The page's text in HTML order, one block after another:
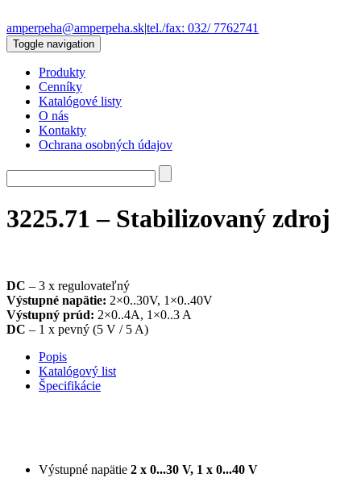
amperpeha@amperpeha.sk|tel./fax: 032/ 7762741
Toggle navigation
Produkty
Cenníky
Katalógové listy
O nás
Kontakty
Ochrana osobných údajov
3225.71 – Stabilizovaný zdroj
DC – 3 x regulovateľný
Výstupné napätie: 2×0..30V, 1×0..40V
Výstupný prúd: 2×0..4A, 1×0..3 A
DC – 1 x pevný (5 V / 5 A)
Popis
Katalógový list
Špecifikácie
Výstupné napätie 2 x 0...30 V, 1 x 0...40 V